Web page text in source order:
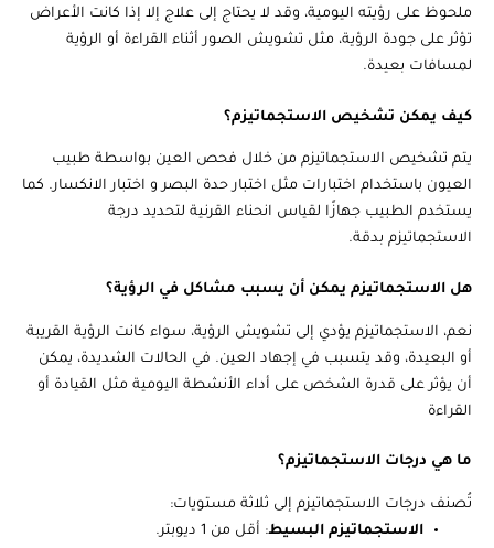
ملحوظ على رؤيته اليومية، وقد لا يحتاج إلى علاج إلا إذا كانت الأعراض
تؤثر على جودة الرؤية، مثل تشويش الصور أثناء القراءة أو الرؤية
لمسافات بعيدة.
كيف يمكن تشخيص الاستجماتيزم؟
يتم تشخيص الاستجماتيزم من خلال فحص العين بواسطة طبيب
العيون باستخدام اختبارات مثل اختبار حدة البصر و اختبار الانكسار. كما
يستخدم الطبيب جهازًا لقياس انحناء القرنية لتحديد درجة
الاستجماتيزم بدقة.
هل الاستجماتيزم يمكن أن يسبب مشاكل في الرؤية؟
نعم، الاستجماتيزم يؤدي إلى تشويش الرؤية، سواء كانت الرؤية القريبة
أو البعيدة، وقد يتسبب في إجهاد العين. في الحالات الشديدة، يمكن
أن يؤثر على قدرة الشخص على أداء الأنشطة اليومية مثل القيادة أو
القراءة
ما هي درجات الاستجماتيزم؟
تُصنف درجات الاستجماتيزم إلى ثلاثة مستويات:
الاستجماتيزم البسيط: أقل من 1 ديوبتر.